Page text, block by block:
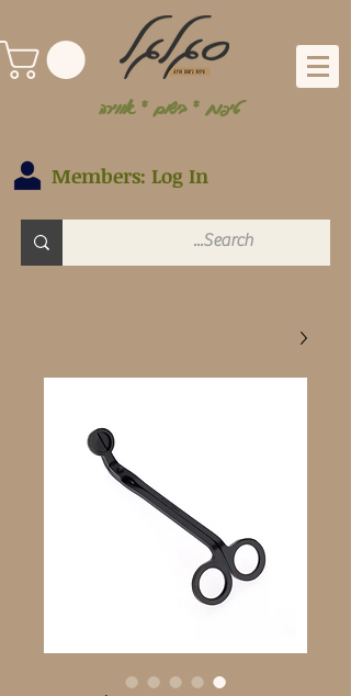
טיפוח * בישום * אווירה
Members: Log In